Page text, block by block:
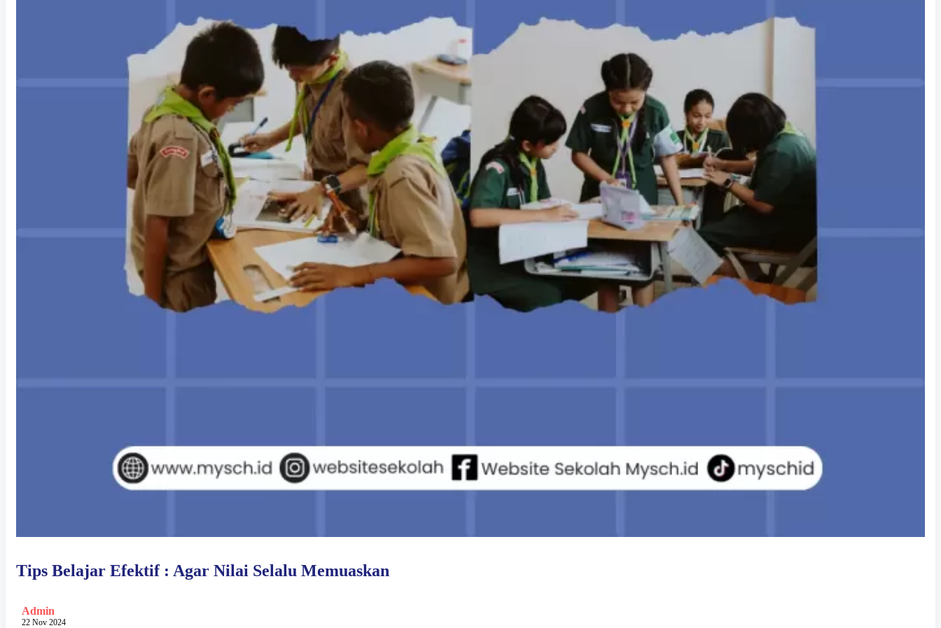
Tips Belajar Efektif : Agar Nilai Selalu Memuaskan
Admin
22 Nov 2024